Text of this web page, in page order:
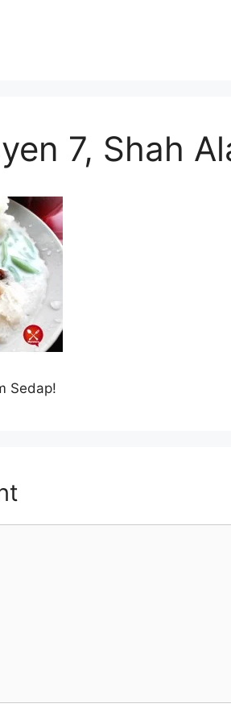
7, Shah
Sedap!